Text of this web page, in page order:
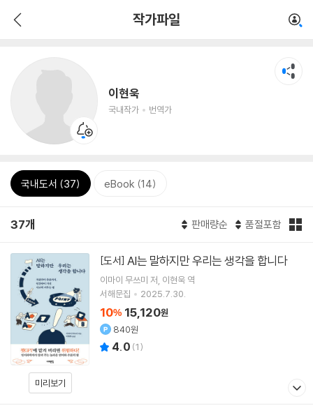
작가파일
이현욱
국내작가 번역가
국내도서 (37) eBook (14)
37개 판매량순 품절포함
미리보기
[도서] AI는 말하지만 우리는 생각을 합니다
이마이 무쓰미 저 이현욱 역
서해문집
2025.7.30.
10% 15,120원
840원
4.0 (1)